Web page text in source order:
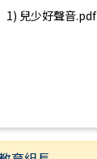
1) 兒少好聲音.pdf